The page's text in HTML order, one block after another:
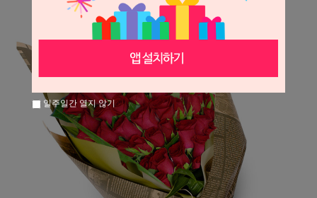
일주일간 열지 않기